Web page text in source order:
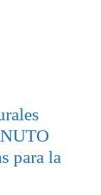
para la